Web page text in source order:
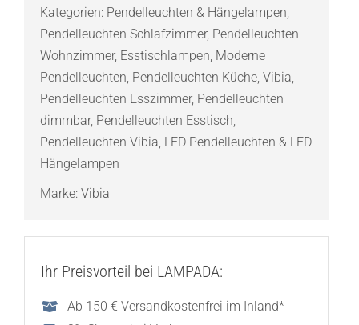
Ø
30
cm
Menge
Kategorien: Pendelleuchten & Hängelampen,
Pendelleuchten Schlafzimmer, Pendelleuchten
Wohnzimmer, Esstischlampen, Moderne
Pendelleuchten, Pendelleuchten Küche, Vibia,
Pendelleuchten Esszimmer, Pendelleuchten
dimmbar, Pendelleuchten Esstisch,
Pendelleuchten Vibia, LED Pendelleuchten & LED
Hängelampen
Marke: Vibia
Ihr Preisvorteil bei LAMPADA:
Ab 150 € Versandkostenfrei im Inland*